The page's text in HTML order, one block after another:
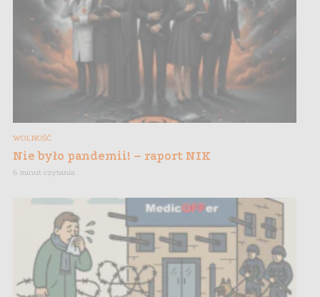
WOLNOŚĆ
Nie było pandemii! – raport NIK
6 minut czytania